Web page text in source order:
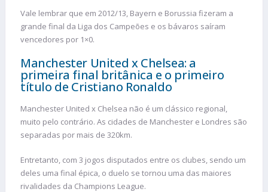
Vale lembrar que em 2012/13, Bayern e Borussia fizeram a
grande final da Liga dos Campeões e os bávaros saíram
vencedores por 1×0.
Manchester United x Chelsea: a
primeira final britânica e o primeiro
título de Cristiano Ronaldo
Manchester United x Chelsea não é um clássico regional,
muito pelo contrário. As cidades de Manchester e Londres são
separadas por mais de 320km.
Entretanto, com 3 jogos disputados entre os clubes, sendo um
deles uma final épica, o duelo se tornou uma das maiores
rivalidades da Champions League.